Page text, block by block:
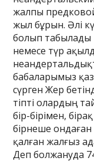
жалпы
жыл бұрын. Әлі
болып табылады
немесе түр
бабаларымыз
сүрген Жер
тіпті олардың
бір-бірімен,
бірнеше
қалған жалғыз
Деп болжануда